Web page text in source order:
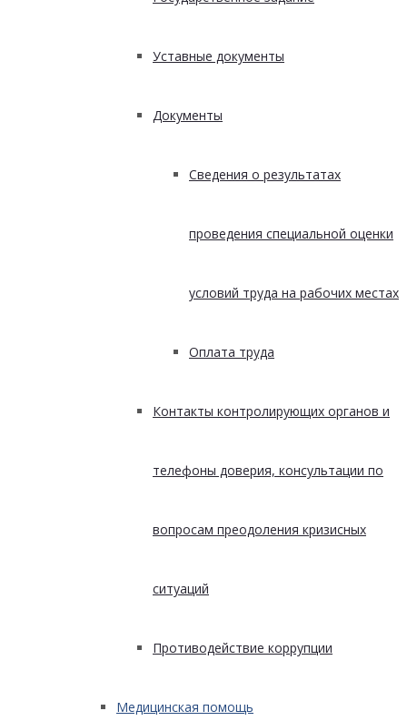
Уставные документы
Документы
Сведения о результатах
проведения специальной оценки
условий труда на рабочих местах
Оплата труда
Контакты контролирующих органов и
телефоны доверия, консультации по
вопросам преодоления кризисных
ситуаций
Противодействие коррупции
Медицинская помощь